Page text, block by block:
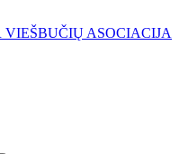
ASOCIACIJA